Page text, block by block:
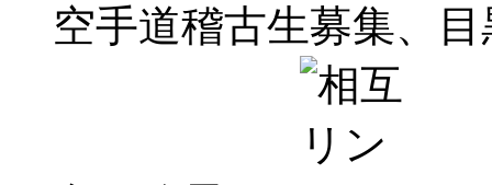
空手道稽古生募集、